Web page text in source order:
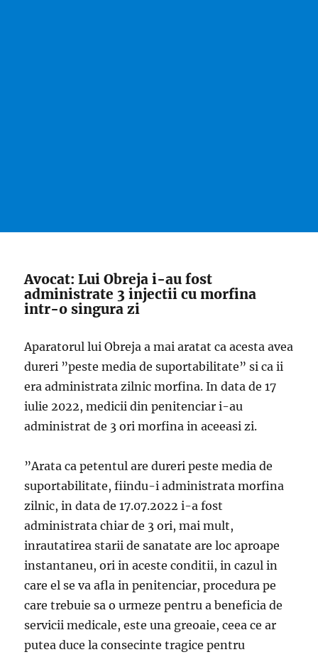
Avocat: Lui Obreja i-au fost
administrate 3 injectii cu morfina
intr-o singura zi
Aparatorul lui Obreja a mai aratat ca acesta avea
dureri ”peste media de suportabilitate” si ca ii
era administrata zilnic morfina. In data de 17
iulie 2022, medicii din penitenciar i-au
administrat de 3 ori morfina in aceeasi zi.
”Arata ca petentul are dureri peste media de
suportabilitate, fiindu-i administrata morfina
zilnic, in data de 17.07.2022 i-a fost
administrata chiar de 3 ori, mai mult,
inrautatirea starii de sanatate are loc aproape
instantaneu, ori in aceste conditii, in cazul in
care el se va afla in penitenciar, procedura pe
care trebuie sa o urmeze pentru a beneficia de
servicii medicale, este una greoaie, ceea ce ar
putea duce la consecinte tragice pentru